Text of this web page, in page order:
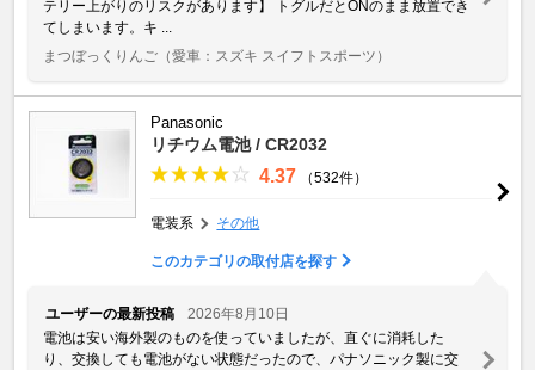
テリー上がりのリスクがあります】 トグルだとONのまま放置でき
てしまいます。キ ...
まつぼっくりんご （愛車：スズキ スイフトスポーツ）
Panasonic
リチウム電池 / CR2032
4.37 （532件）
電装系 その他
このカテゴリの取付店を探す
ユーザーの最新投稿
2026年8月10日
電池は安い海外製のものを使っていましたが、直ぐに消耗した
り、交換しても電池がない状態だったので、パナソニック製に交